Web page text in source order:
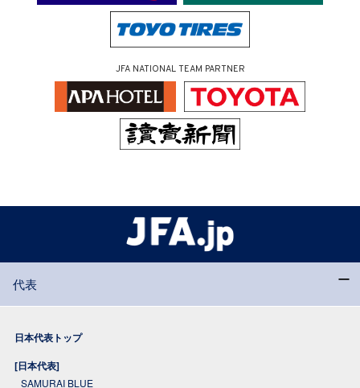
JFA NATIONAL TEAM PARTNER
代表
日本代表トップ
[日本代表]
SAMURAI BLUE